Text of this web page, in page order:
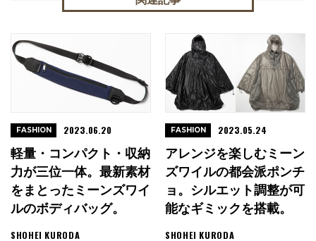
軽量・コンパクト・収納
力が三位一体。最新素材
をまとったミーンズワイ
ルのボディバッグ。
SHOHEI KURODA
FASHION 2023.06.20
アレンジを楽しむミーン
ズワイルの都会派ポンチ
ョ。シルエット調整が可
能なギミックを搭載。
SHOHEI KURODA
FASHION 2023.05.24